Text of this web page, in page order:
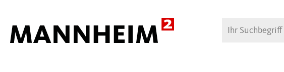
Suche